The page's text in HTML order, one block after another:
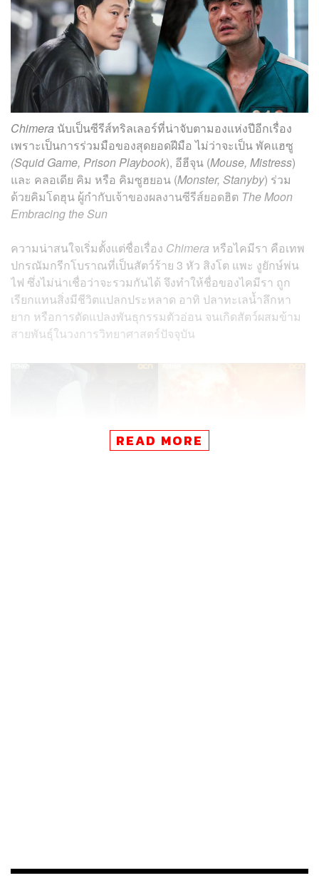
Chimera นับเป็นซีรีส์ทริลเลอร์ที่น่าจับตามองแห่งปีอีกเรื่อง
เพราะเป็นการร่วมมือของสุดยอดฝีมือ ไม่ว่าจะเป็น พัคแฮซู
(Squid Game, Prison Playbook), อีฮีจุน (Mouse, Mistress)
และ คลอเดีย คิม หรือ คิมซูฮยอน (Monster, Stanyby) ร่วม
ด้วยคิมโดฮุน ผู้กำกับเจ้าของผลงานซีรีส์ยอดฮิต The Moon
Embracing the Sun
ความน่าสนใจเริ่มตั้งแต่ชื่อเรื่อง Chimera หรือไคมีรา คือเทพ
ปกรณัมกรีกโบราณที่เป็นสัตว์ร้าย 3 หัว สิงโต แพะ งูยักษ์พ่น
ไฟ ซึ่งไม่น่าเชื่อว่าจะรวมกันได้ จึงทำให้ชื่อของไคมีรา ถูก
เรียกแทนสิ่งมีชีวิตแปลกประหลาด อาทิ ปลาทะเลน้ำลึกหา
ยาก หรือการดัดแปลงพันธุกรรมตัวอ่อน จนเกิดสัตว์ผสมข้าม
สายพันธ์ุในวงการวิทยาศาสตร์ปัจจุบัน
ปี ประจำสถานีตำรวจยงซาน เขาเป็นตำรวจสืบสวนคดี
READ MORE